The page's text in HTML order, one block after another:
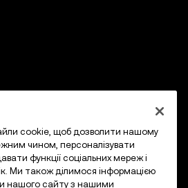
cookie, щоб дозволити нашому
чином, персоналізувати
функції соціальних мереж і
Ми також ділимося інформацією
нашого сайту з нашими